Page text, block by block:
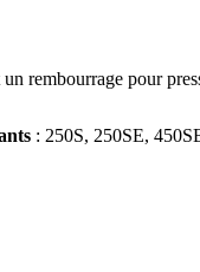
rembourrage pour
: 250S, 250SE,